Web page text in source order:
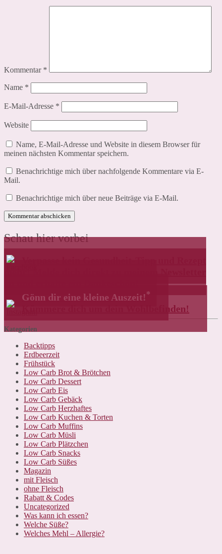
Kommentar *
Name *
E-Mail-Adresse *
Website
Name, E-Mail-Adresse und Website in diesem Browser für
meinen nächsten Kommentar speichern.
Benachrichtige mich über nachfolgende Kommentare via E-
Mail.
Benachrichtige mich über neue Beiträge via E-Mail.
Schau hier vorbei
Gönn dir eine kleine Auszeit!*
Kümmere dich um dein Wohlbefinden!
Kategorien
Backtipps
Erdbeerzeit
Frühstück
Low Carb Brot & Brötchen
Low Carb Dessert
Low Carb Eis
Low Carb Gebäck
Low Carb Herzhaftes
Low Carb Kuchen & Torten
Low Carb Muffins
Low Carb Müsli
Low Carb Plätzchen
Low Carb Snacks
Low Carb Süßes
Magazin
mit Fleisch
ohne Fleisch
Rabatt & Codes
Uncategorized
Was kann ich essen?
Welche Süße?
Welches Mehl – Allergie?